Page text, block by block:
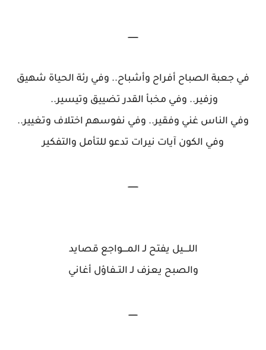
ــــــــ
في جعبة الصباح أفراح وأشباح.. وفي رئة الحياة شهيق
وزفير.. وفي مخبأ القدر تضييق وتيسير..
وفي الناس غني وفقير.. وفي نفوسهم اختلاف وتغيير..
وفي الكون آيات نيرات تدعو للتأمل والتفكير
ــــــــ
اللــــيل يفتح لـ المــــواجع قصايد
والصبح يعزف لـ التــفاؤل أغاني
ـــــــ